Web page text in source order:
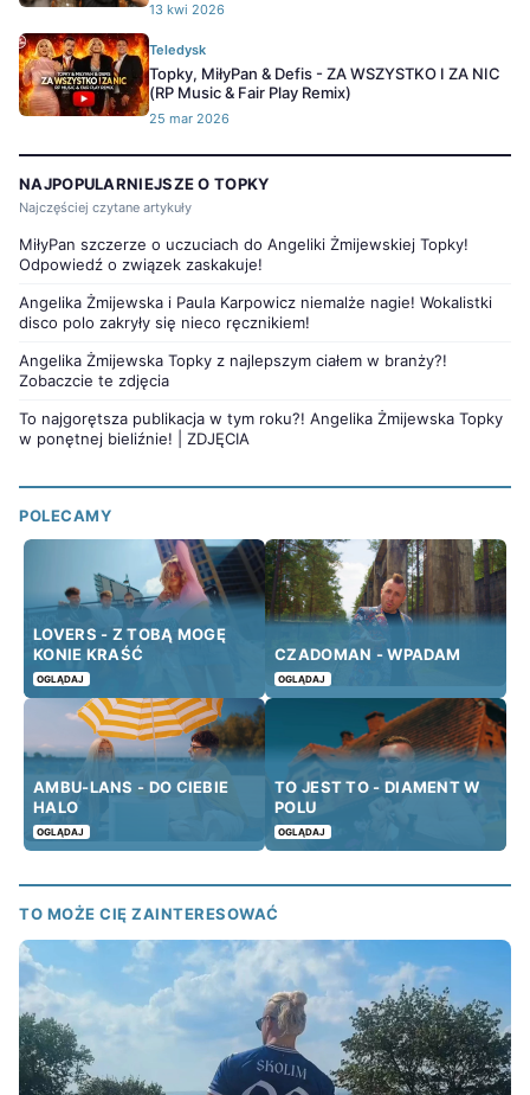
13 kwi 2026
Teledysk
Topky, MiłyPan & Defis - ZA WSZYSTKO I ZA NIC
(RP Music & Fair Play Remix)
25 mar 2026
NAJPOPULARNIEJSZE O TOPKY
Najczęściej czytane artykuły
MiłyPan szczerze o uczuciach do Angeliki Żmijewskiej Topky!
Odpowiedź o związek zaskakuje!
Angelika Żmijewska i Paula Karpowicz niemalże nagie! Wokalistki
disco polo zakryły się nieco ręcznikiem!
Angelika Żmijewska Topky z najlepszym ciałem w branży?!
Zobaczcie te zdjęcia
To najgorętsza publikacja w tym roku?! Angelika Żmijewska Topky
w ponętnej bieliźnie! | ZDJĘCIA
POLECAMY
LOVERS - Z TOBĄ MOGĘ
KONIE KRAŚĆ
OGLĄDAJ
CZADOMAN - WPADAM
OGLĄDAJ
AMBU-LANS - DO CIEBIE
HALO
OGLĄDAJ
TO JEST TO - DIAMENT W
POLU
OGLĄDAJ
TO MOŻE CIĘ ZAINTERESOWAĆ